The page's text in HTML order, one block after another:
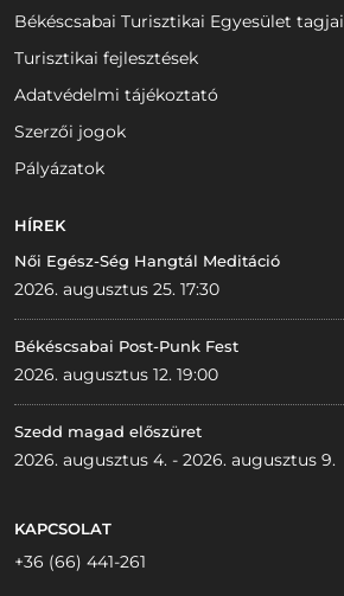
Békéscsabai Turisztikai Egyesület tagjai
Turisztikai fejlesztések
Adatvédelmi tájékoztató
Szerzői jogok
Pályázatok
HÍREK
Női Egész-Ség Hangtál Meditáció
2026. augusztus 25. 17:30
Békéscsabai Post-Punk Fest
2026. augusztus 12. 19:00
Szedd magad előszüret
2026. augusztus 4. - 2026. augusztus 9.
KAPCSOLAT
+36 (66) 441-261